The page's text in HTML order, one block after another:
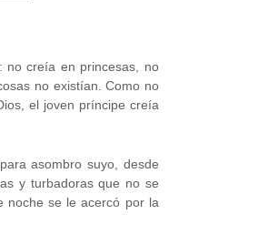
no creía en princesas, no
no existían. Como no
el joven príncipe creía
asombro suyo, desde
y turbadoras que no se
noche se le acercó por la